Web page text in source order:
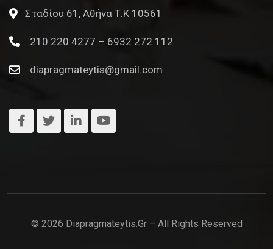
Σταδίου 61, Αθήνα Τ.Κ 10561
210 220 4277 – 6932 272 112
diapragmateytis@gmail.com
© 2026 Diapragmateytis.gr – All Rights Reserved